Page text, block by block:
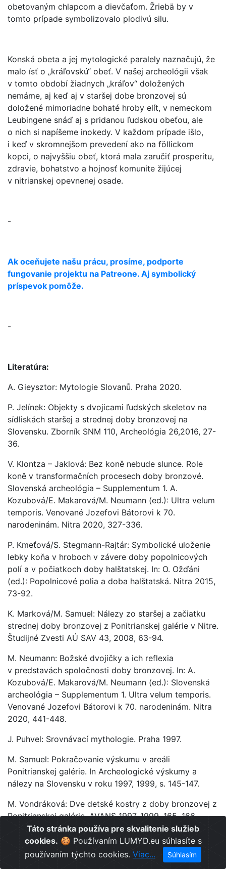
obetovaným chlapcom a dievčaťom. Žriebä by v
tomto prípade symbolizovalo plodivú silu.
Konská obeta a jej mytologické paralely naznačujú, že
malo ísť o „kráľovskú“ obeť. V našej archeológii však
v tomto období žiadnych „kráľov“ doložených
nemáme, aj keď aj v staršej dobe bronzovej sú
doložené mimoriadne bohaté hroby elít, v nemeckom
Leubingene snáď aj s pridanou ľudskou obeťou, ale
o nich si napíšeme inokedy. V každom prípade išlo,
i keď v skromnejšom prevedení ako na föllickom
kopci, o najvyššiu obeť, ktorá mala zaručiť prosperitu,
zdravie, bohatstvo a hojnosť komunite žijúcej
v nitrianskej opevnenej osade.
-
Ak oceňujete našu prácu, prosíme, podporte
fungovanie projektu na Patreone. Aj symbolický
príspevok pomôže.
-
Literatúra:
A. Gieysztor: Mytologie Slovanů. Praha 2020.
P. Jelínek: Objekty s dvojicami ľudských skeletov na
sídliskách staršej a strednej doby bronzovej na
Slovensku. Zborník SNM 110, Archeológia 26,2016, 27-
36.
V. Klontza – Jaklová: Bez koně nebude slunce. Role
koně v transformačních procesech doby bronzové.
Slovenská archeológia – Supplementum 1. A.
Kozubová/E. Makarová/M. Neumann (ed.): Ultra velum
temporis. Venované Jozefovi Bátorovi k 70.
narodeninám. Nitra 2020, 327-336.
P. Kmeťová/S. Stegmann-Rajtár: Symbolické uloženie
lebky koňa v hroboch v závere doby popolnicových
polí a v počiatkoch doby halštatskej. In: O. Ožďáni
(ed.): Popolnicové polia a doba halštatská. Nitra 2015,
73-92.
K. Marková/M. Samuel: Nálezy zo staršej a začiatku
strednej doby bronzovej z Ponitrianskej galérie v Nitre.
Študijné Zvesti AÚ SAV 43, 2008, 63-94.
M. Neumann: Božské dvojičky a ich reflexia
v predstavách spoločnosti doby bronzovej. In: A.
Kozubová/E. Makarová/M. Neumann (ed.): Slovenská
archeológia – Supplementum 1. Ultra velum temporis.
Venované Jozefovi Bátorovi k 70. narodeninám. Nitra
2020, 441-448.
J. Puhvel: Srovnávací mythologie. Praha 1997.
M. Samuel: Pokračovanie výskumu v areáli
Ponitrianskej galérie. In Archeologické výskumy a
nálezy na Slovensku v roku 1997, 1999, s. 145-147.
M. Vondráková: Dve detské kostry z doby bronzovej z
Ponitrianskej galérie. AVANS 1997, 1999, 165, 166.
Táto stránka používa pre skvalitenie služieb
cookies. 🍪 Používaním LUMYD.eu súhlasíte s
používaním týchto cookies. Viac... Súhlasím